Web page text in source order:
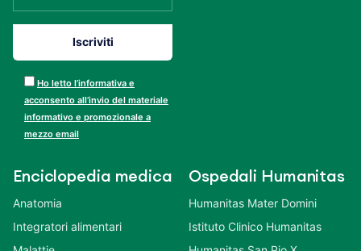
Ho letto l’informativa e
acconsento all’invio del materiale
informativo e promozionale a
mezzo email
Enciclopedia medica
Anatomia
Integratori alimentari
Ospedali Humanitas
Humanitas Mater Domini
Istituto Clinico Humanitas